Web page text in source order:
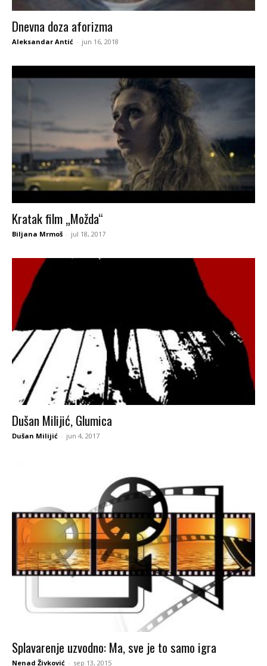
Dnevna doza aforizma
Aleksandar Antić - jun 16, 2018
Kratak film „Možda“
Biljana Mrmoš - jul 18, 2017
Dušan Milijić, Glumica
Dušan Milijić - jun 4, 2017
Splavarenje uzvodno: Ma, sve je to samo igra
Nenad Živković - sep 13, 2015